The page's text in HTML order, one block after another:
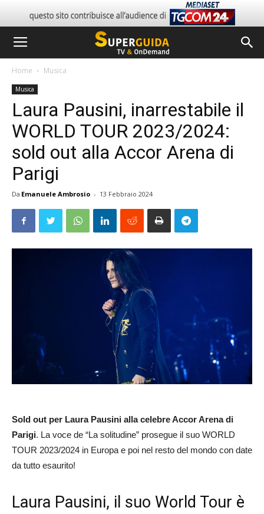
Home Musica
Musica
Laura Pausini, inarrestabile il
WORLD TOUR 2023/2024:
sold out alla Accor Arena di
Parigi
Da Emanuele Ambrosio - 13 Febbraio 2024
Sold out per Laura Pausini alla celebre Accor Arena di
Parigi. La voce de “La solitudine” prosegue il suo WORLD
TOUR 2023/2024 in Europa e poi nel resto del mondo con date
da tutto esaurito!
Laura Pausini, il suo World Tour è